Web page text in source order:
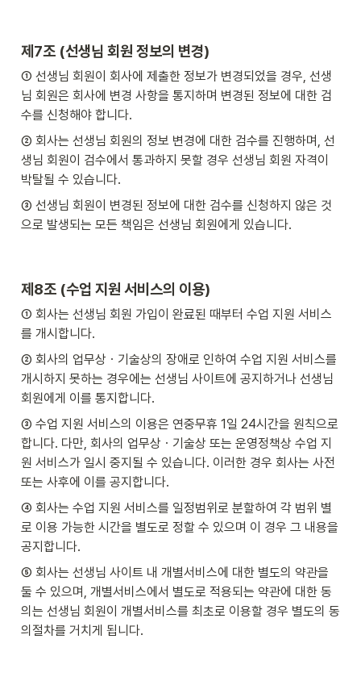
제7조 (선생님 회원 정보의 변경)
① 선생님 회원이 회사에 제출한 정보가 변경되었을 경우, 선생
님 회원은 회사에 변경 사항을 통지하며 변경된 정보에 대한 검
수를 신청해야 합니다.
② 회사는 선생님 회원의 정보 변경에 대한 검수를 진행하며, 선
생님 회원이 검수에서 통과하지 못할 경우 선생님 회원 자격이
박탈될 수 있습니다.
③ 선생님 회원이 변경된 정보에 대한 검수를 신청하지 않은 것
으로 발생되는 모든 책임은 선생님 회원에게 있습니다.
제8조 (수업 지원 서비스의 이용)
① 회사는 선생님 회원 가입이 완료된 때부터 수업 지원 서비스
를 개시합니다.
② 회사의 업무상ㆍ기술상의 장애로 인하여 수업 지원 서비스를
개시하지 못하는 경우에는 선생님 사이트에 공지하거나 선생님
회원에게 이를 통지합니다.
③ 수업 지원 서비스의 이용은 연중무휴 1일 24시간을 원칙으로
합니다. 다만, 회사의 업무상ㆍ기술상 또는 운영정책상 수업 지
원 서비스가 일시 중지될 수 있습니다. 이러한 경우 회사는 사전
또는 사후에 이를 공지합니다.
④ 회사는 수업 지원 서비스를 일정범위로 분할하여 각 범위 별
로 이용 가능한 시간을 별도로 정할 수 있으며 이 경우 그 내용을
공지합니다.
⑤ 회사는 선생님 사이트 내 개별서비스에 대한 별도의 약관을
둘 수 있으며, 개별서비스에서 별도로 적용되는 약관에 대한 동
의는 선생님 회원이 개별서비스를 최초로 이용할 경우 별도의 동
의절차를 거치게 됩니다.